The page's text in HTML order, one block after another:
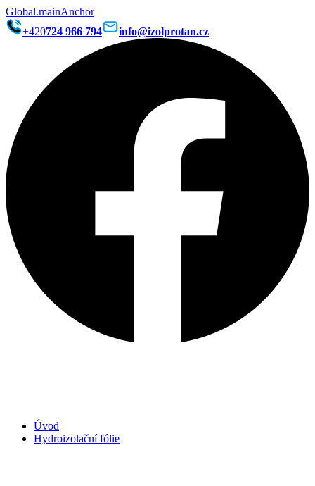
Global.mainAnchor
+420724 966 794 info@izolprotan.cz
Úvod
Hydroizolační fólie